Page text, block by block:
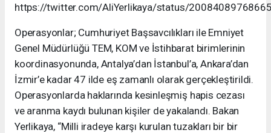
https://twitter.com/AliYerlikaya/status/
Operasyonlar; Cumhuriyet Başsavcılıkları ile Emniyet
Genel Müdürlüğü TEM, KOM ve İstihbarat birimlerinin
koordinasyonunda, Antalya’dan İstanbul’a, Ankara’dan
İzmir’e kadar 47 ilde eş zamanlı olarak gerçekleştirildi.
Operasyonlarda haklarında kesinleşmiş hapis cezası
ve aranma kaydı bulunan kişiler de yakalandı. Bakan
Yerlikaya, “Milli iradeye karşı kurulan tuzakları bir bir